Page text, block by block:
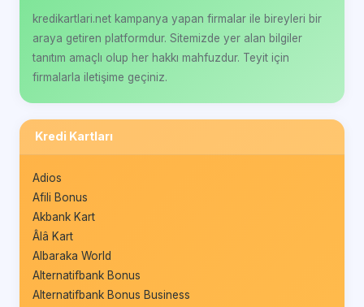
kredikartlari.net kampanya yapan firmalar ile bireyleri bir
araya getiren platformdur. Sitemizde yer alan bilgiler
tanıtım amaçlı olup her hakkı mahfuzdur. Teyit için
firmalarla iletişime geçiniz.
Kredi Kartları
Adios
Afili Bonus
Akbank Kart
Âlâ Kart
Albaraka World
Alternatifbank Bonus
Alternatifbank Bonus Business